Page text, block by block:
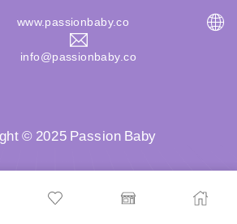
www.passionbaby.co
info@passionbaby.co
© 2025 Passion Baby